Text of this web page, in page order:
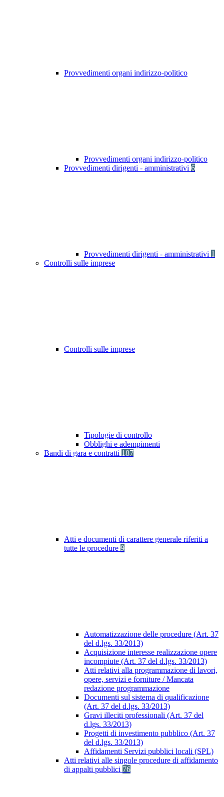
Provvedimenti organi indirizzo-politico
Provvedimenti organi indirizzo-politico
Provvedimenti dirigenti - amministrativi 6
Provvedimenti dirigenti - amministrativi 1
Controlli sulle imprese
Controlli sulle imprese
Tipologie di controllo
Obblighi e adempimenti
Bandi di gara e contratti 187
Atti e documenti di carattere generale riferiti a
tutte le procedure 9
Automatizzazione delle procedure (Art. 37
del d.lgs. 33/2013)
Acquisizione interesse realizzazione opere
incompiute (Art. 37 del d.lgs. 33/2013)
Atti relativi alla programmazione di lavori,
opere, servizi e forniture / Mancata
redazione programmazione
Documenti sul sistema di qualificazione
(Art. 37 del d.lgs. 33/2013)
Gravi illeciti professionali (Art. 37 del
d.lgs. 33/2013)
Progetti di investimento pubblico (Art. 37
del d.lgs. 33/2013)
Affidamenti Servizi pubblici locali (SPL)
Atti relativi alle singole procedure di affidamento
di appalti pubblici 76